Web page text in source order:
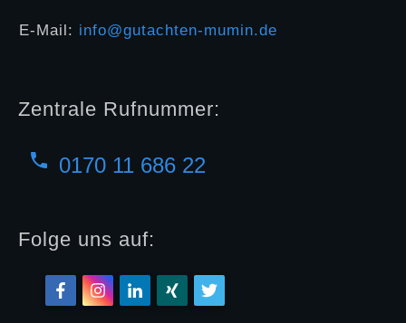
E-Mail: info@gutachten-mumin.de
Zentrale Rufnummer:
0170 11 686 22
Folge uns auf: